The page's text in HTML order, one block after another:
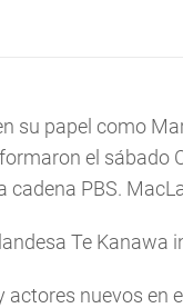
su papel como
el
cadena PBS.
Te Kanawa
actores nuevos en